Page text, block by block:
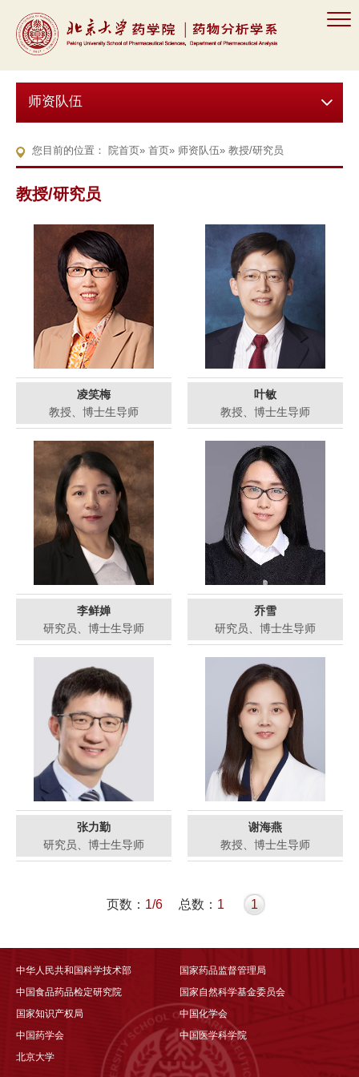
师资队伍
您目前的位置： 院首页» 首页» 师资队伍» 教授/研究员
教授/研究员
凌笑梅
教授、博士生导师
叶敏
教授、博士生导师
李鲜婵
研究员、博士生导师
乔雪
研究员、博士生导师
张力勤
研究员、博士生导师
谢海燕
教授、博士生导师
页数： 1/6 总数： 1 1
中华人民共和国科学技术部
国家药品监督管理局
中国食品药品检定研究院
国家自然科学基金委员会
国家知识产权局
中国化学会
中国药学会
中国医学科学院
北京大学